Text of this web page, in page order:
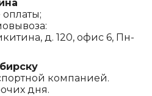
оплаты;
д. 120, офис 6, Пн-
компанией.
дня.